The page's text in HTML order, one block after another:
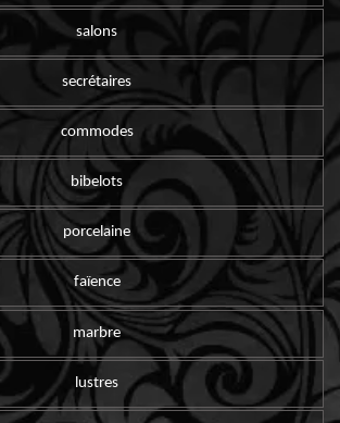
salons
secrétaires
commodes
bibelots
porcelaine
faïence
marbre
lustres